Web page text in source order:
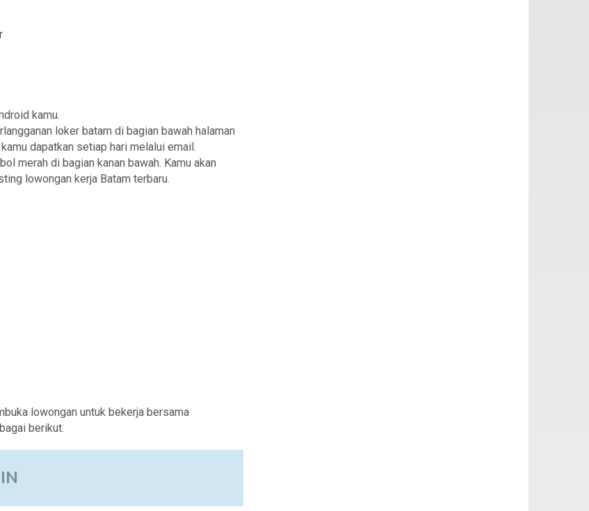
kamu.
loker batam di bagian bawah halaman
dapatkan setiap hari melalui email.
merah di bagian kanan bawah. Kamu akan
lowongan kerja Batam terbaru.
lowongan untuk bekerja bersama
berikut.